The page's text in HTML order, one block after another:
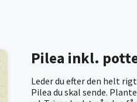
Pilea inkl.
Leder du efter den helt
Pilea du skal sende.